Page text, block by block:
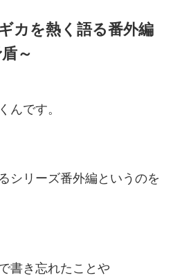
カを熱く語る番外編
～
んです。
シリーズ番外編というのを
書き忘れたことや